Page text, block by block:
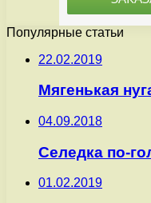
Популярные статьи
22.02.2019
Мягенькая
04.09.2018
Селедка по-
01.02.2019